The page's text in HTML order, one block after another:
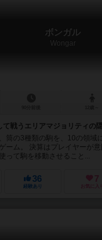
ボンガル
Wongar
て戦うエリアマジョリティの
筒の3種類の駒を、10の領域
ーム。 決算はプレイヤーが
って駒を移動させること...
36
経験あり
7
お気に入り